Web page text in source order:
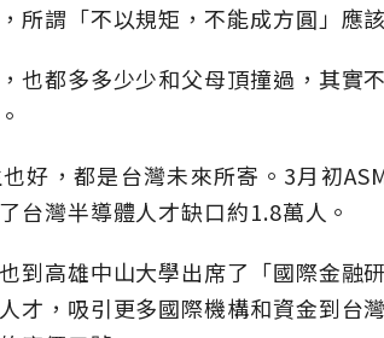
所謂「不以規矩，不能成方圓」應
也都多多少少和父母頂撞過，其實
好，都是台灣未來所寄。3月初
台灣半導體人才缺口約1.8萬人。
到高雄中山大學出席了「國際金融
才，吸引更多國際機構和資金到台